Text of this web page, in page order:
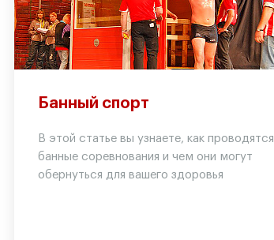
Банный спорт
В этой статье вы узнаете, как проводятся
банные соревнования и чем они могут
обернуться для вашего здоровья